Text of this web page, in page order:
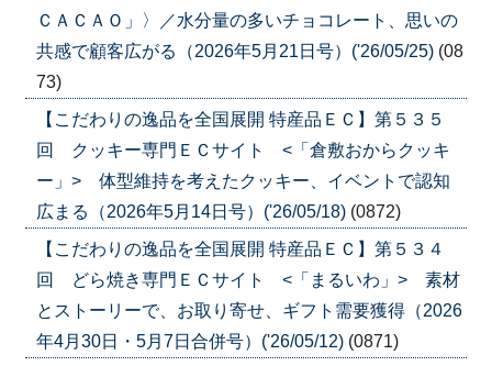
ＣＡＣＡＯ」〉／水分量の多いチョコレート、思いの
共感で顧客広がる（2026年5月21日号）('26/05/25) (08
73)
【こだわりの逸品を全国展開 特産品ＥＣ】第５３５
回 クッキー専門ＥＣサイト <「倉敷おからクッキ
ー」> 体型維持を考えたクッキー、イベントで認知
広まる（2026年5月14日号）('26/05/18) (0872)
【こだわりの逸品を全国展開 特産品ＥＣ】第５３４
回 どら焼き専門ＥＣサイト <「まるいわ」> 素材
とストーリーで、お取り寄せ、ギフト需要獲得（2026
年4月30日・5月7日合併号）('26/05/12) (0871)